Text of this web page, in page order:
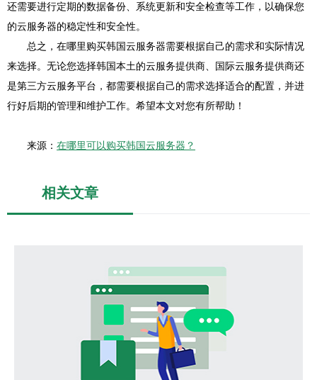
还需要进行定期的数据备份、系统更新和安全检查等工作，以确保您
的云服务器的稳定性和安全性。
总之，在哪里购买韩国云服务器需要根据自己的需求和实际情况
来选择。无论您选择韩国本土的云服务提供商、国际云服务提供商还
是第三方云服务平台，都需要根据自己的需求选择适合的配置，并进
行好后期的管理和维护工作。希望本文对您有所帮助！
来源： 在哪里可以购买韩国云服务器？
相关文章